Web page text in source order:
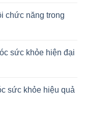
chức năng trong
sức khỏe hiện đại
sức khỏe hiệu quả